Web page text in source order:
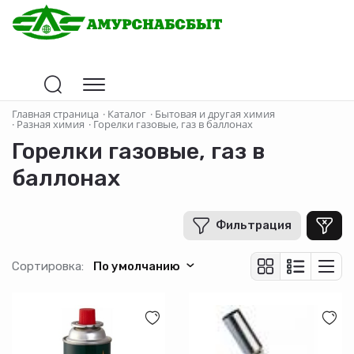
Главная страница · Каталог · Бытовая и другая химия
· Разная химия · Горелки газовые, газ в баллонах
Горелки газовые, газ в
баллонах
Фильтрация
-
В рублях
Вес (кг)
Сортировка: По умолчанию